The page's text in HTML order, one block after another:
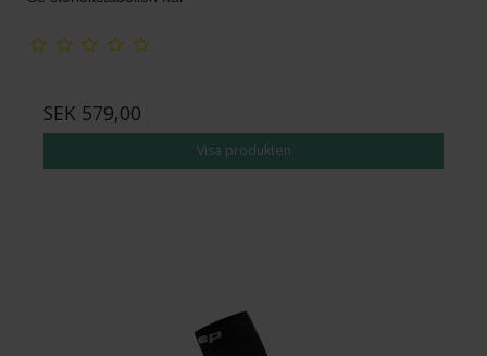
SEK 579,00
Visa produkten